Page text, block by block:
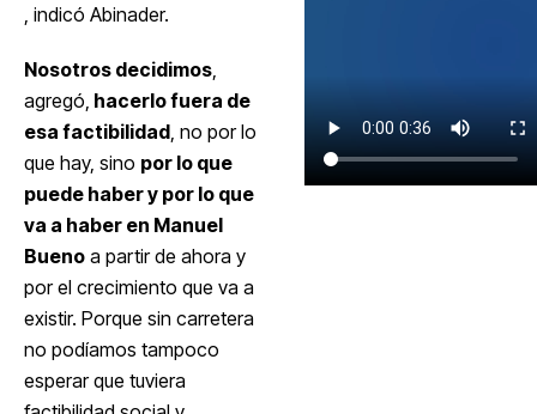
, indicó Abinader.
Nosotros decidimos
agregó, hacerlo fuera de
esa factibilidad , no por lo
que hay, sino por lo que
puede haber y por lo que
va a haber en Manuel
Bueno a partir de ahora y
por el crecimiento que va a
existir. Porque sin carretera
no podíamos tampoco
esperar que tuviera